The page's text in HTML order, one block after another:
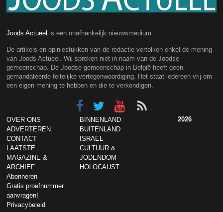
Joods Actueel is een onafhankelijk nieuwsmedium.
De artikels en opiniestukken van de redactie vertolken enkel de mening
van Joods Actueel. Wij spreken niet in naam van de Joodse
gemeenschap. De Joodse gemeenschap in België heeft geen
gemandateerde feitelijke vertegenwoordiging. Het staat iedereen vrij om
een eigen mening te hebben en die te verkondigen.
OVER ONS
ADVERTEREN
CONTACT
LAATSTE
MAGAZINE &
ARCHIEF
Abonneren
Gratis proefnummer
aanvragen!
Privacybeleid
BINNENLAND
BUITENLAND
ISRAËL
CULTUUR &
JODENDOM
HOLOCAUST
2026